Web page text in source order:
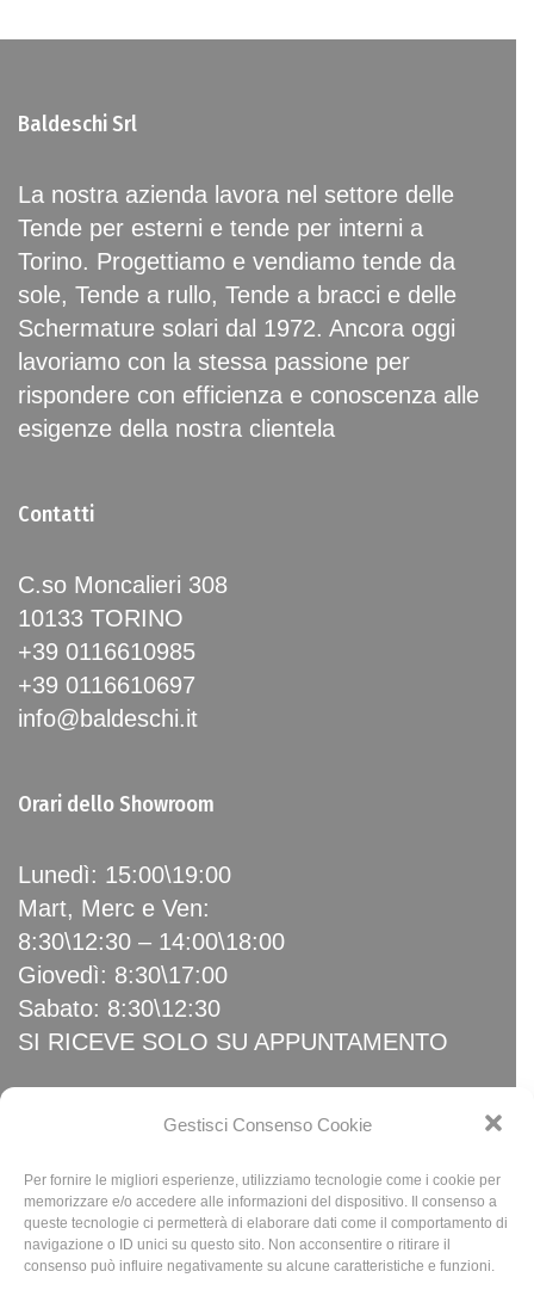
Gestisci Consenso Cookie
Per fornire le migliori esperienze, utilizziamo tecnologie come i cookie per
memorizzare e/o accedere alle informazioni del dispositivo. Il consenso a
queste tecnologie ci permetterà di elaborare dati come il comportamento di
navigazione o ID unici su questo sito. Non acconsentire o ritirare il
consenso può influire negativamente su alcune caratteristiche e funzioni.
Baldeschi Srl
La nostra azienda lavora nel settore delle
Tende per esterni e tende per interni a
Torino. Progettiamo e vendiamo tende da
sole, Tende a rullo, Tende a bracci e delle
Schermature solari dal 1972. Ancora oggi
lavoriamo con la stessa passione per
rispondere con efficienza e conoscenza alle
esigenze della nostra clientela
Contatti
C.so Moncalieri 308
10133 TORINO
+39 0116610985
+39 0116610697
info@baldeschi.it
Orari dello Showroom
Lunedì: 15:00\19:00
Mart, Merc e Ven:
8:30\12:30 – 14:00\18:00
Giovedì: 8:30\17:00
Sabato: 8:30\12:30
SI RICEVE SOLO SU APPUNTAMENTO
Home
News
Privacy Policy